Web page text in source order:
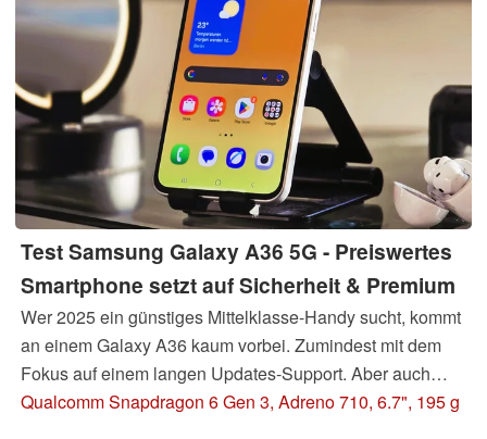
Test Samsung Galaxy A36 5G - Preiswertes
Smartphone setzt auf Sicherheit & Premium
Wer 2025 ein günstiges Mittelklasse-Handy sucht, kommt
an einem Galaxy A36 kaum vorbei. Zumindest mit dem
Fokus auf einem langen Updates-Support. Aber auch
Dual-eSIM und ein wasserfestes Gehäuse sind in dieser
Qualcomm Snapdragon 6 Gen 3, Adreno 710, 6.7", 195 g